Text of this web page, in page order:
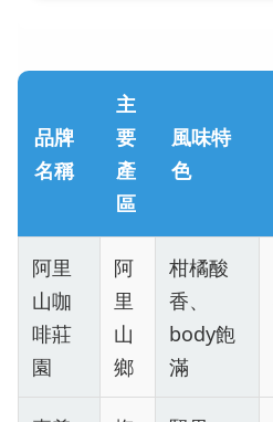
品牌
名稱
主
要
產
區
風味特
色
阿里
山咖
啡莊
園
阿
里
山
鄉
柑橘酸
香、
body飽
滿